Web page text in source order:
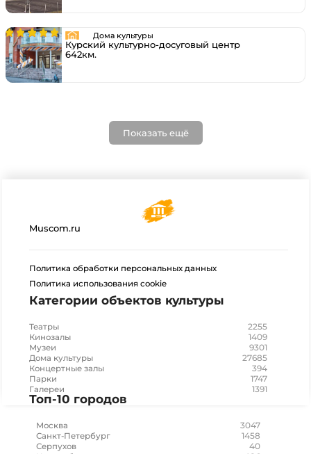
Дома культуры
Курский культурно-досуговый центр
642км.
Показать ещё
Muscom.ru
Политика обработки персональных данных
Политика использования cookie
Категории объектов культуры
Театры 2255
Кинозалы 1409
Музеи 9301
Дома культуры 27685
Концертные залы 394
Парки 1747
Галереи 1391
Топ-10 городов
Москва 3047
Санкт-Петербург 1458
Серпухов 40